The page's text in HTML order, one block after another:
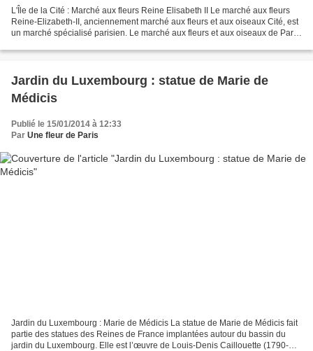
L'Île de la Cité : Marché aux fleurs Reine Elisabeth II Le marché aux fleurs
Reine-Elizabeth-II, anciennement marché aux fleurs et aux oiseaux Cité, est
un marché spécialisé parisien. Le marché aux fleurs et aux oiseaux de Paris
Jardin du Luxembourg : statue de Marie de
Médicis
Publié le 15/01/2014 à 12:33
Par Une fleur de Paris
Jardin du Luxembourg : Marie de Médicis La statue de Marie de Médicis fait
partie des statues des Reines de France implantées autour du bassin du
jardin du Luxembourg. Elle est l’œuvre de Louis-Denis Caillouette (1790-